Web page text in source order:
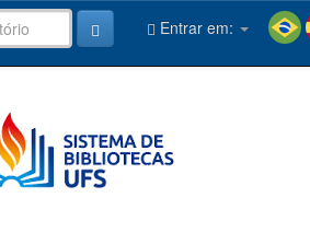
Entrar em: